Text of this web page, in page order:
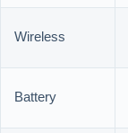
Wireless
Battery